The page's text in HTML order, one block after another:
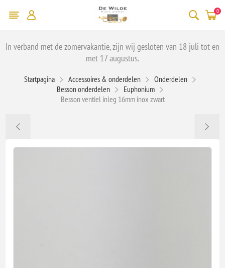
0
In verband met de zomervakantie, zijn wij gesloten van 18 juli tot en
met 17 augustus.
Startpagina Accessoires & onderdelen
Onderdelen
Besson onderdelen
Euphonium
Besson ventiel inleg 16mm inox zwart